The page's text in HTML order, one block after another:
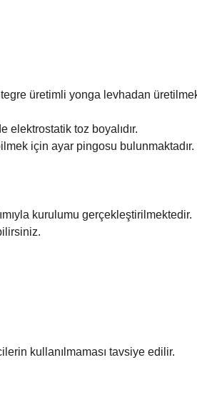
üretimli yonga levhadan
elektrostatik toz boyalıdır.
için ayar pingosu bulunmaktadır.
kurulumu gerçekleştirilmektedir.
kullanılmaması tavsiye edilir.